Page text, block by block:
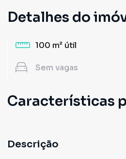
Detalhes do
100 m² útil
Sem vagas
Características
Descrição